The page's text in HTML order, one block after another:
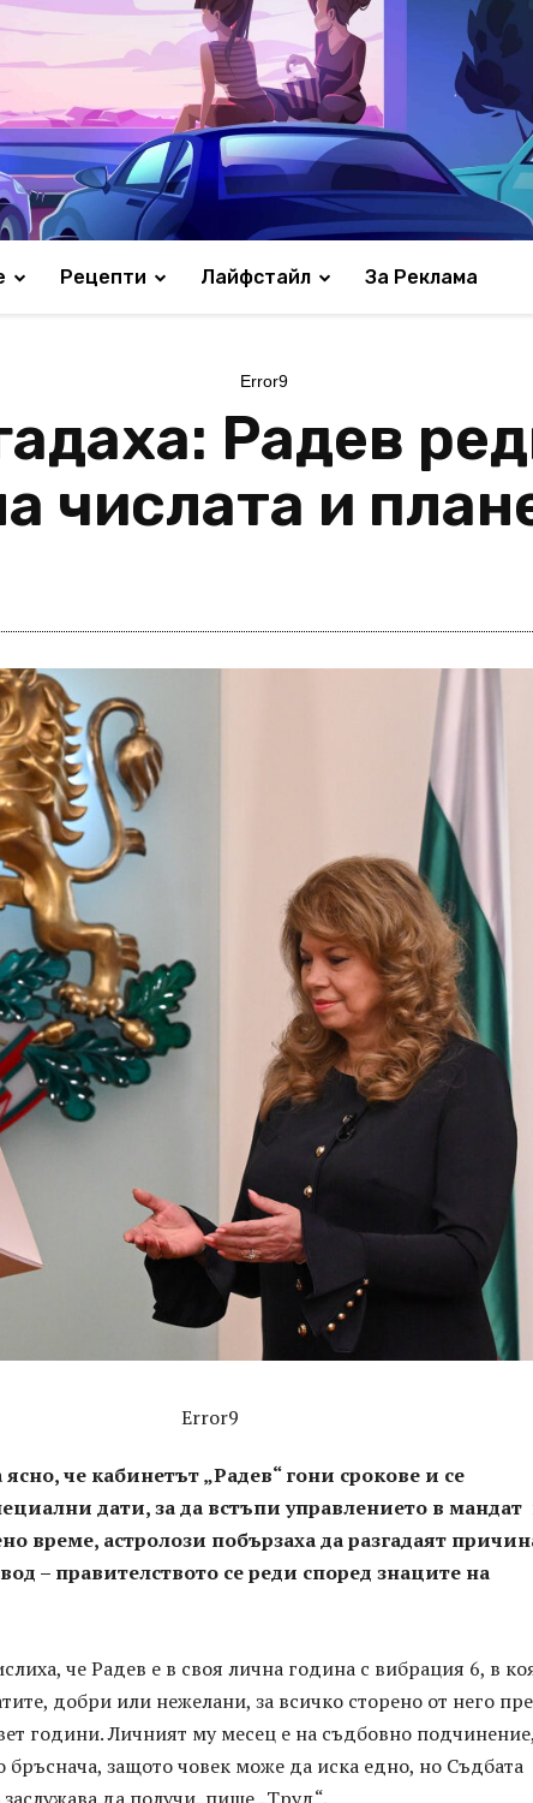
Рецепти Лайфстайл За Реклама
Error9
Радев
числата и
Error9
ясно, че кабинетът „Радев“ гони срокове и се
дати, за да встъпи управлението в мандат
време, астролози побързаха да разгадаят
– правителството се реди според знаците на
че Радев е в своя лична година с вибрация 6, в
добри или нежелани, за всичко сторено от него
години. Личният му месец е на съдбовно подчинение,
бръснача, защото човек може да иска едно, но Съдбата